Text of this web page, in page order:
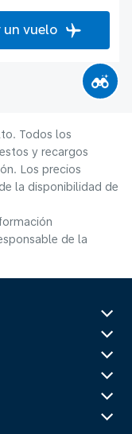
un vuelo
Todos los
y recargos
Los precios
la disponibilidad de
de la